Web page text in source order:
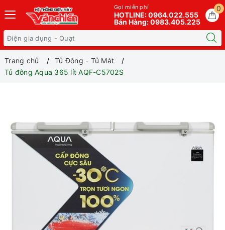
0
Gọi miễn phí
HOTLINE: 0964.022.555
Bán Hàng: 0983.405.225
Trang chủ
Tủ Đông - Tủ Mát
Tủ đông Aqua 365 lít AQF-C5702S